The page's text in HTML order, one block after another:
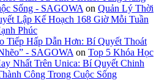
Sống - SAGOWA on Quản Lý Thời
Lập Kế Hoạch 168 Giờ Mỗi Tuần
Phúc
Tiếp Hấp Dẫn Hơn: Bí Quyết Thoát
- SAGOWA on Top 5 Khóa Học
Nhất Trên Unica: Bí Quyết Chinh
Công Trong Cuộc Sống